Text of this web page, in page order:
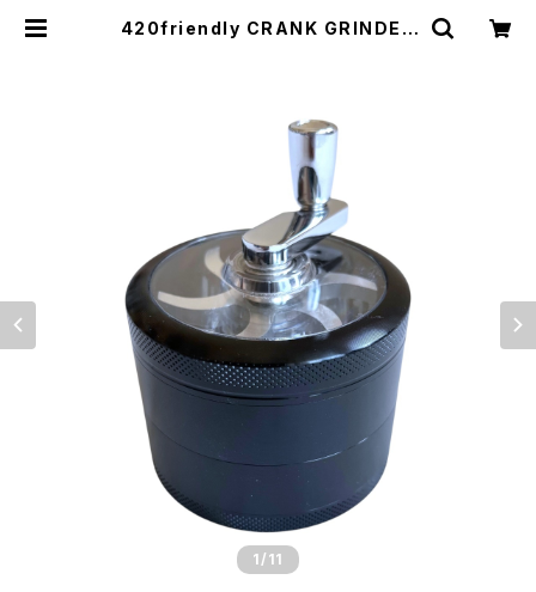
420friendly CRANK GRINDER
1 /11